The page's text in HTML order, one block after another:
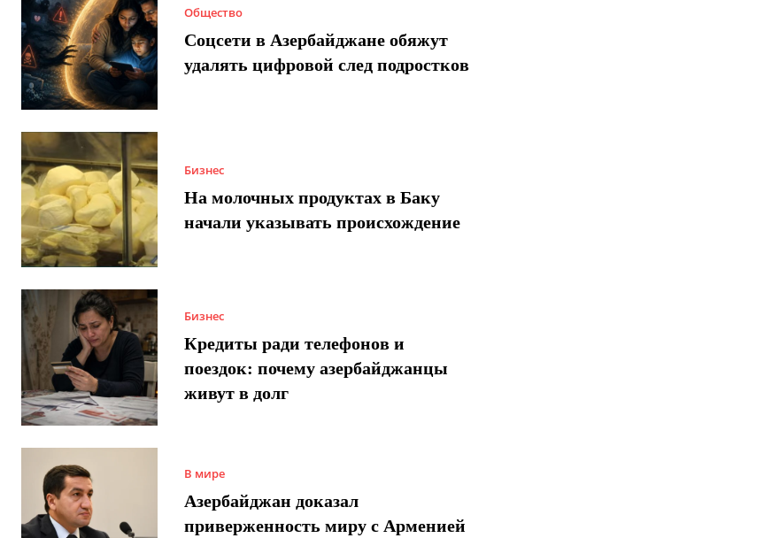
Общество
Соцсети в Азербайджане обяжут
удалять цифровой след подростков
Бизнес
На молочных продуктах в Баку
начали указывать происхождение
Бизнес
Кредиты ради телефонов и
поездок: почему азербайджанцы
живут в долг
В мире
Азербайджан доказал
приверженность миру с Арменией